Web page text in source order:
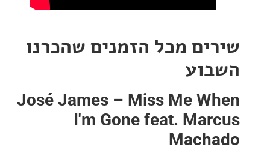
מכל הזמנים שהכרנו
José James – Miss Me
I'm Gone feat.